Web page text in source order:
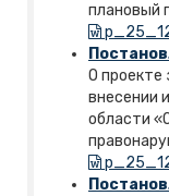
плановый
О проекте
внесении
области